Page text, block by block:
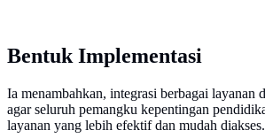
Bentuk Implementasi
Ia menambahkan, integrasi berbagai layanan
agar seluruh pemangku kepentingan
layanan yang lebih efektif dan mudah diakses.